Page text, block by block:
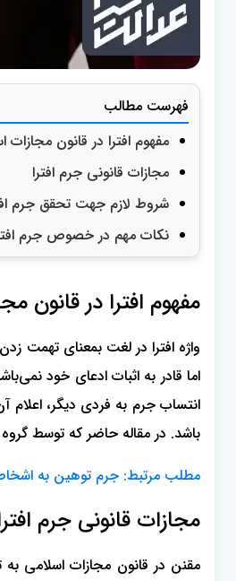
فهرست مطالب
مفهوم افترا در قانون مجازات
مجازات قانونی جرم افترا
شروط لازم جهت تحقق جرم
نکات مهم در خصوص جرم
مفهوم افترا در قانون
واژه افترا در لغت بمعنای تهمت
اما قادر به اثبات ادعای خود
انتساب جرم به فردی دیگر،
باشد. در مقاله حاضر که توسط
مطلب مرتبط: جرم توهین به
مجازات قانونی جرم
مقنن در قانون مجازات اسلامی